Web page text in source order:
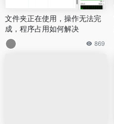
文件夹正在使用，操作无法完
成，程序占用如何解决
869